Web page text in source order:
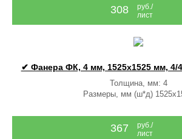
308
руб./
лист
✔ Фанера ФК, 4 мм, 1525x1525 мм, 4/
Толщина, мм: 4
Размеры, мм (ш*д)
367
руб./
лист